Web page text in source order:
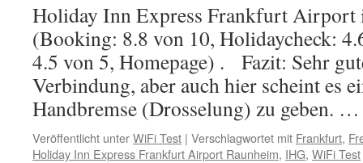
Holiday Inn Express Frankfurt Airport
(Booking: 8.8 von 10, Holidaycheck:
4.5 von 5, Homepage) . Fazit: Sehr
Verbindung, aber auch hier scheint es
Handbremse (Drosselung) zu geben.
Veröffentlicht unterWiFi Test | Verschlagwortet mit Frankfurt,
Holiday Inn Express Frankfurt Airport Raunheim, IHG, WiFi Test